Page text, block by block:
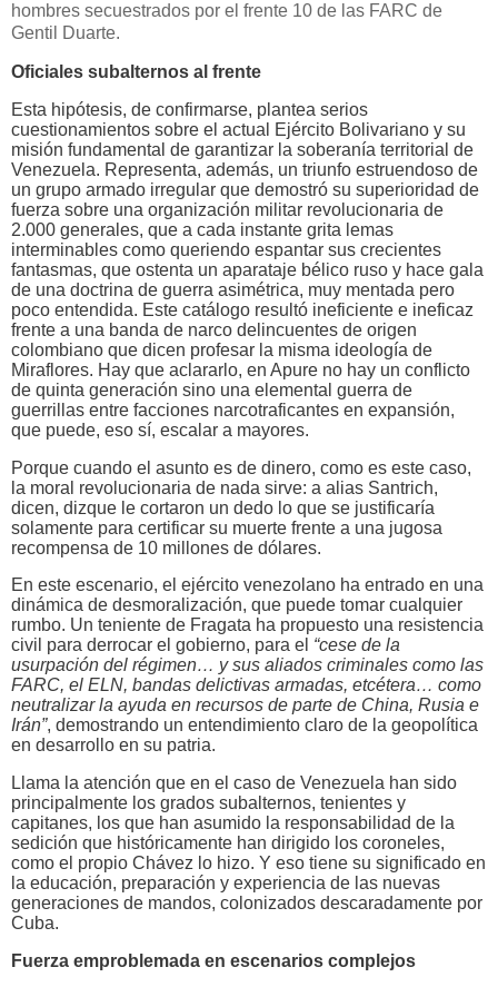
hombres secuestrados por el frente 10 de las FARC de
Gentil Duarte.
Oficiales subalternos al frente
Esta hipótesis, de confirmarse, plantea serios
cuestionamientos sobre el actual Ejército Bolivariano y su
misión fundamental de garantizar la soberanía territorial de
Venezuela. Representa, además, un triunfo estruendoso de
un grupo armado irregular que demostró su superioridad de
fuerza sobre una organización militar revolucionaria de
2.000 generales, que a cada instante grita lemas
interminables como queriendo espantar sus crecientes
fantasmas, que ostenta un aparataje bélico ruso y hace gala
de una doctrina de guerra asimétrica, muy mentada pero
poco entendida. Este catálogo resultó ineficiente e ineficaz
frente a una banda de narco delincuentes de origen
colombiano que dicen profesar la misma ideología de
Miraflores. Hay que aclararlo, en Apure no hay un conflicto
de quinta generación sino una elemental guerra de
guerrillas entre facciones narcotraficantes en expansión,
que puede, eso sí, escalar a mayores.
Porque cuando el asunto es de dinero, como es este caso,
la moral revolucionaria de nada sirve: a alias Santrich,
dicen, dizque le cortaron un dedo lo que se justificaría
solamente para certificar su muerte frente a una jugosa
recompensa de 10 millones de dólares.
En este escenario, el ejército venezolano ha entrado en una
dinámica de desmoralización, que puede tomar cualquier
rumbo. Un teniente de Fragata ha propuesto una resistencia
civil para derrocar el gobierno, para el “cese de la
usurpación del régimen… y sus aliados criminales como las
FARC, el ELN, bandas delictivas armadas, etcétera… como
neutralizar la ayuda en recursos de parte de China, Rusia e
Irán”, demostrando un entendimiento claro de la geopolítica
en desarrollo en su patria.
Llama la atención que en el caso de Venezuela han sido
principalmente los grados subalternos, tenientes y
capitanes, los que han asumido la responsabilidad de la
sedición que históricamente han dirigido los coroneles,
como el propio Chávez lo hizo. Y eso tiene su significado en
la educación, preparación y experiencia de las nuevas
generaciones de mandos, colonizados descaradamente por
Cuba.
Fuerza emproblemada en escenarios complejos